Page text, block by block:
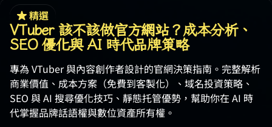
精選
VTuber 該不該做官方網站？成本分析、
SEO 優化與 AI 時代品牌策略
專為 VTuber 與內容創作者設計的官網決策指南。完整解析
商業價值、成本方案（免費到客製化）、域名投資策略、
SEO 與 AI 搜尋優化技巧、靜態托管優勢，幫助你在 AI 時
代掌握品牌話語權與數位資產所有權。